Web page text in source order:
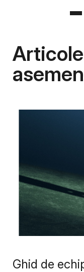
Articole
Ghid de